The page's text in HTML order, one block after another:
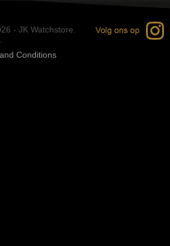
- JK Watchstore.
Conditions